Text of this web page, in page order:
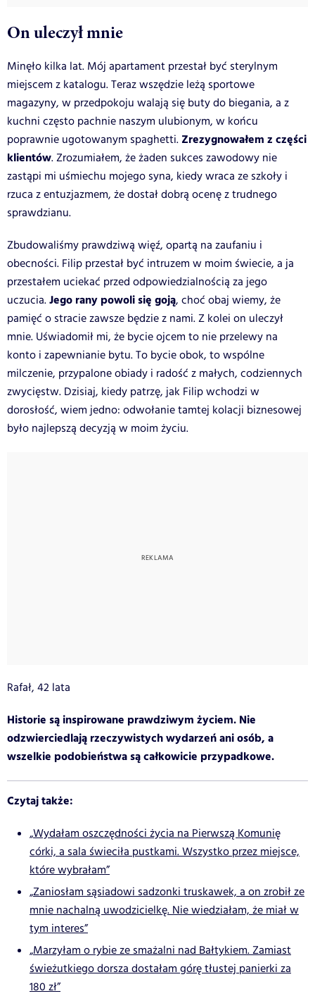
On uleczył mnie
Minęło kilka lat. Mój apartament przestał być sterylnym
miejscem z katalogu. Teraz wszędzie leżą sportowe
magazyny, w przedpokoju walają się buty do biegania, a z
kuchni często pachnie naszym ulubionym, w końcu
poprawnie ugotowanym spaghetti. Zrezygnowałem z części
klientów. Zrozumiałem, że żaden sukces zawodowy nie
zastąpi mi uśmiechu mojego syna, kiedy wraca ze szkoły i
rzuca z entuzjazmem, że dostał dobrą ocenę z trudnego
sprawdzianu.
Zbudowaliśmy prawdziwą więź, opartą na zaufaniu i
obecności. Filip przestał być intruzem w moim świecie, a ja
przestałem uciekać przed odpowiedzialnością za jego
uczucia.Jego rany powoli się goją, choć obaj wiemy, że
pamięć o stracie zawsze będzie z nami. Z kolei on uleczył
mnie. Uświadomił mi, że bycie ojcem to nie przelewy na
konto i zapewnianie bytu. To bycie obok, to wspólne
milczenie, przypalone obiady i radość z małych, codziennych
zwycięstw. Dzisiaj, kiedy patrzę, jak Filip wchodzi w
dorosłość, wiem jedno: odwołanie tamtej kolacji biznesowej
było najlepszą decyzją w moim życiu.
Rafał, 42 lata
Historie są inspirowane prawdziwym życiem. Nie
odzwierciedlają rzeczywistych wydarzeń ani osób, a
wszelkie podobieństwa są całkowicie przypadkowe.
Czytaj także:
„Wydałam oszczędności życia na Pierwszą Komunię
córki, a sala świeciła pustkami. Wszystko przez miejsce,
które wybrałam”
„Zaniosłam sąsiadowi sadzonki truskawek, a on zrobił ze
mnie nachalną uwodzicielkę. Nie wiedziałam, że miał w
tym interes”
„Marzyłam o rybie ze smażalni nad Bałtykiem. Zamiast
świeżutkiego dorsza dostałam górę tłustej panierki za
180 zł”